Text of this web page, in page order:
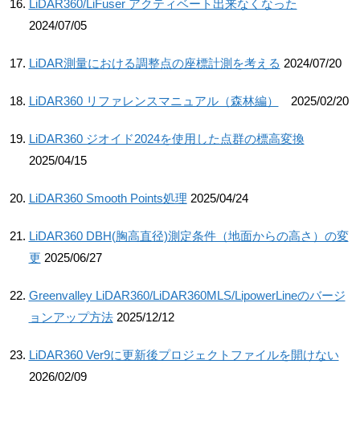
LiDAR360/LiFuser アクティベート出来なくなった
2024/07/05
LiDAR測量における調整点の座標計測を考える 2024/07/20
LiDAR360 リファレンスマニュアル（森林編） 2025/02/20
LiDAR360 ジオイド2024を使用した点群の標高変換
2025/04/15
LiDAR360 Smooth Points処理 2025/04/24
LiDAR360 DBH(胸高直径)測定条件（地面からの高さ）の変
更 2025/06/27
Greenvalley LiDAR360/LiDAR360MLS/LipowerLineのバージ
ョンアップ方法2025/12/12
LiDAR360 Ver9に更新後プロジェクトファイルを開けない
2026/02/09